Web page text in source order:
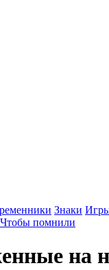
Знаки
Чтобы помнили
на